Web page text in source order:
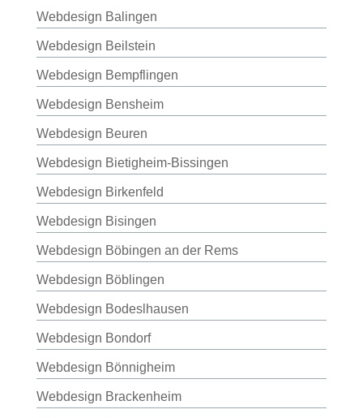
Webdesign Balingen
Webdesign Beilstein
Webdesign Bempflingen
Webdesign Bensheim
Webdesign Beuren
Webdesign Bietigheim-Bissingen
Webdesign Birkenfeld
Webdesign Bisingen
Webdesign Böbingen an der Rems
Webdesign Böblingen
Webdesign Bodeslhausen
Webdesign Bondorf
Webdesign Bönnigheim
Webdesign Brackenheim